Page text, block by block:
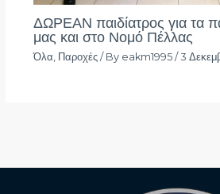
ΔΩΡΕΑΝ παιδίατρος για τα
μας και στο Νομό Πέλλας
Όλα, Παροχές/ By eakm1995 / 3